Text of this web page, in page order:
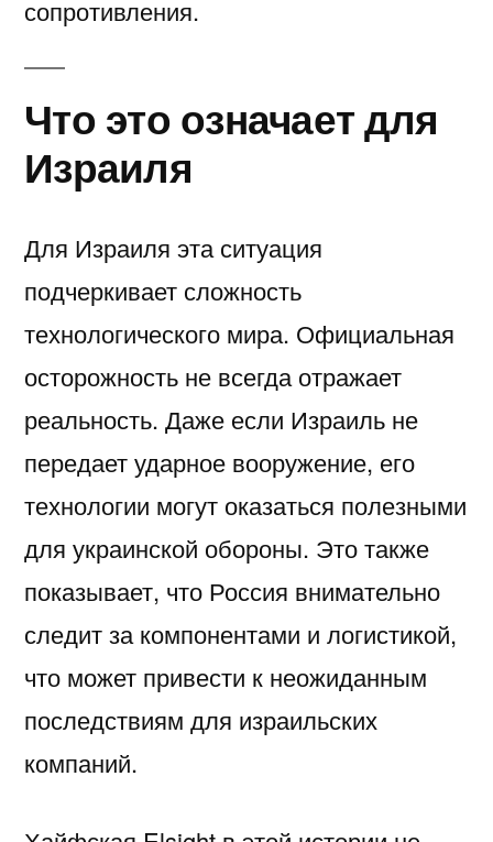
сопротивления.
Что это означает для
Израиля
Для Израиля эта ситуация
подчеркивает сложность
технологического мира. Официальная
осторожность не всегда отражает
реальность. Даже если Израиль не
передает ударное вооружение, его
технологии могут оказаться полезными
для украинской обороны. Это также
показывает, что Россия внимательно
следит за компонентами и логистикой,
что может привести к неожиданным
последствиям для израильских
компаний.